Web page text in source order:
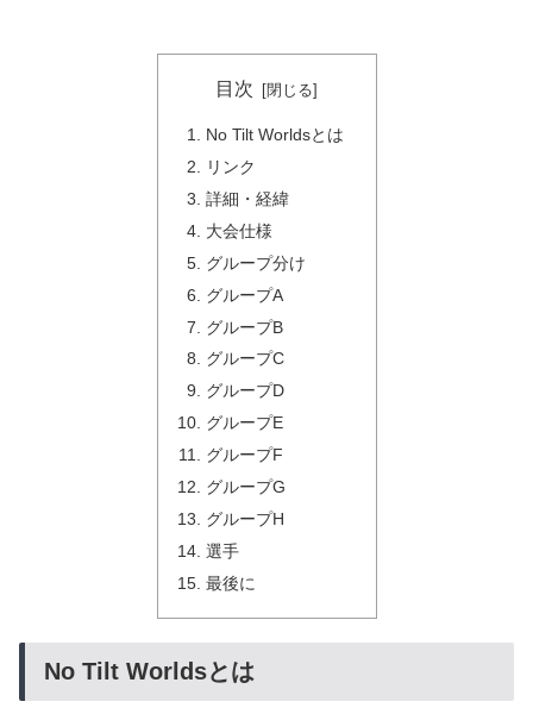
目次
No Tilt Worldsとは
リンク
詳細・経緯
大会仕様
グループ分け
グループA
グループB
グループC
グループD
グループE
グループF
グループG
グループH
選手
最後に
No Tilt Worldsとは